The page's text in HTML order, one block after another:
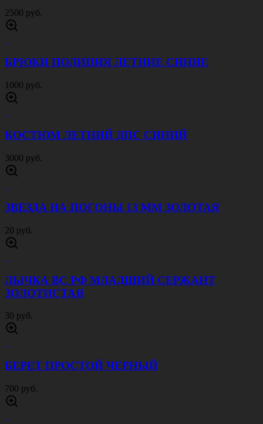
2500 руб.
БРЮКИ ПОЛИЦИЯ ЛЕТНИЕ СИНИЕ
1000 руб.
КОСТЮМ ЛЕТНИЙ ДПС СИНИЙ
3000 руб.
ЗВЕЗДА НА ПОГОНЫ 13 ММ ЗОЛОТАЯ
20 руб.
ЛЫЧКА ВС РФ МЛАДШИЙ СЕРЖАНТ
ЗОЛОТИСТАЯ
30 руб.
БЕРЕТ ПРОСТОЙ ЧЕРНЫЙ
700 руб.